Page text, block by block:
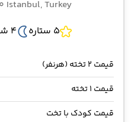
Istanbul, Turkey
5 ستاره
4 شب
قیمت 2 تخته (هرنفر)
قیمت 1 تخته
قیمت کودک با تخت